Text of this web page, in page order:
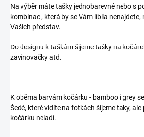
Na výběr máte tašky jednobarevné nebo s
kombinaci, která by se Vám líbila nenajdete,
Vašich představ.
Do designu k taškám šijeme tašky na
zavinovačky atd.
K oběma barvám kočárku - bamboo i grey
Šedé, které vidíte na fotkách šijeme taky,
kočárku neladí.